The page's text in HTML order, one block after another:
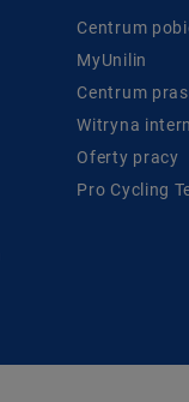
Centrum
MyUnilin
Centrum
Witryna
Oferty pracy
Pro Cycling